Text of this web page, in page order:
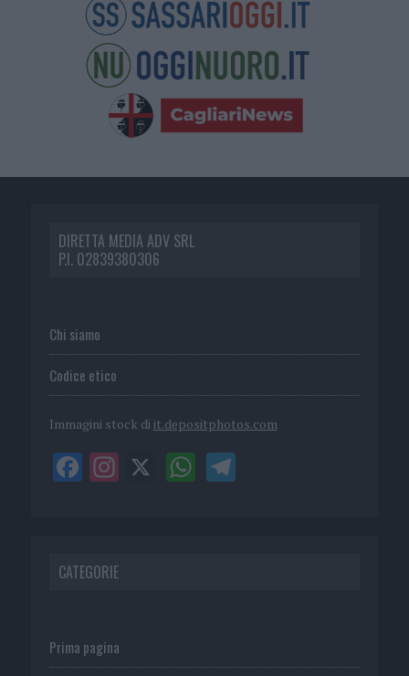
DIRETTA MEDIA ADV SRL
P.I. 02839380306
Chi siamo
Codice etico
Immagini stock di it.depositphotos.com
CATEGORIE
Prima pagina